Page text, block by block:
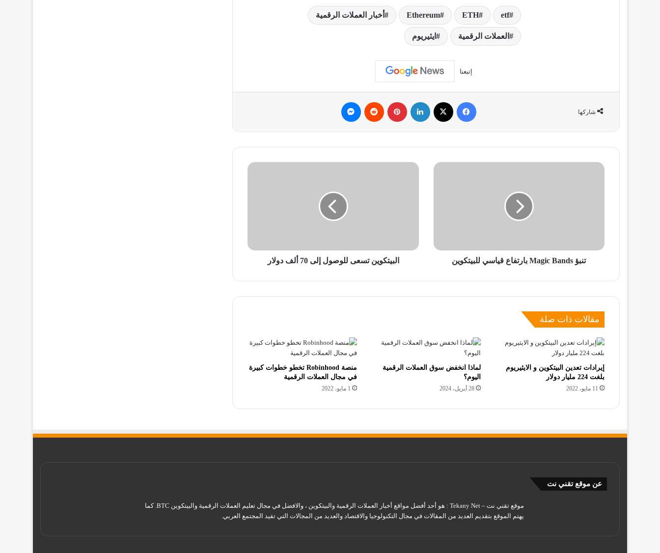
etf
ETH
Ethereum أخبار العملات الرقمية
العملات الرقمية ايثيريوم
إتبعنا
شاركها
فيسبوك لينكدإن بينتيريست
تنبؤ
تنبؤ Magic Bands بارتفاع قياسي للبيتكوين
البيتكوين
البيتكوين تسعى للوصول إلى 70 ألف دولار
مقالات ذات صلة
إيرادات تعدين البيتكوين و الايثيريوم
بلغت 224 مليار دولار
11 مايو، 2022
لماذا انخفض سوق العملات الرقمية
اليوم؟
28 أبريل، 2024
منصة Robinhood تخطو خطوات كبيرة
في مجال العملات الرقمية
1 مايو، 2022
عن موقع تقني نت
موقع تقني نت – Tekany Net : هو أحد أفضل مواقع أخبار العملات الرقمية والبيتكوين ، والافضل في مجال تعليم العملات الرقمية والبيتكوين BTC. كما
يهتم الموقع بتقديم العديد من المقالات في مجال التكنولوجيا والاقتصاد والعديد من المجالات التي تفيد المجتمع العربي.